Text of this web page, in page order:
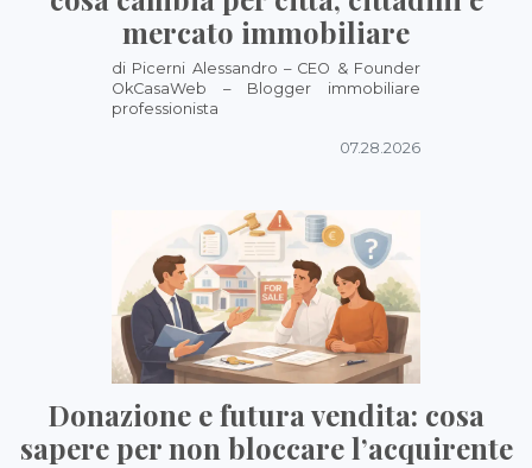
mercato immobiliare
di Picerni Alessandro – CEO & Founder
OkCasaWeb – Blogger immobiliare
professionista
07.28.2026
Donazione e futura vendita: cosa
sapere per non bloccare l’acquirente